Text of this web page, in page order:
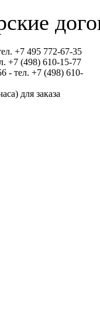
+7 495 772-67-35
+7 (498) 610-15-77
тел. +7 (498) 610-
для заказа